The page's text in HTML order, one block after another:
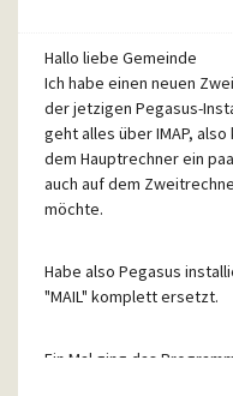
Vielen Dank dennoch.
Ute
Hallo liebe Gemeinde
Ich habe einen neuen
der jetzigen Pegasus-
geht alles über IMAP,
dem Hauptrechner ein
auch auf dem
möchte.
Habe also Pegasus
"MAIL" komplett ersetzt.
Ein Mal ging das